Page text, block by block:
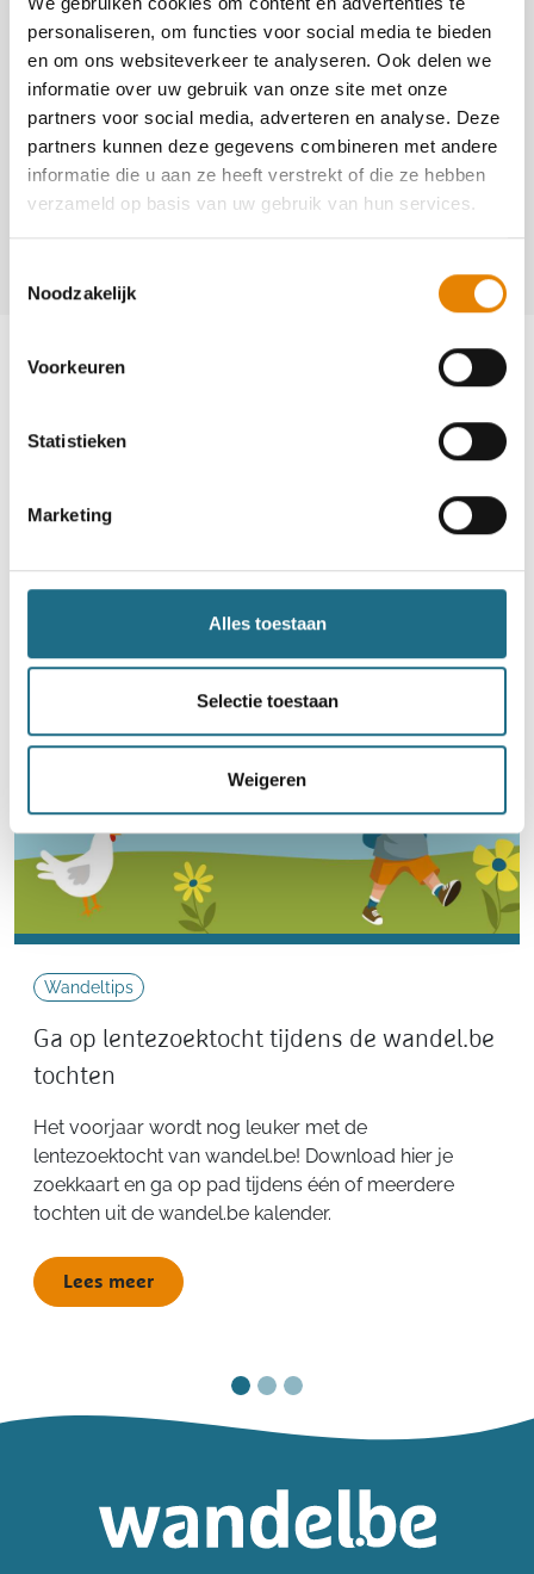
personaliseren, om functies voor social media te bieden
en om ons websiteverkeer te analyseren. Ook delen we
informatie over uw gebruik van onze site met onze
partners voor social media, adverteren en analyse. Deze
partners kunnen deze gegevens combineren met andere
informatie die u aan ze heeft verstrekt of die ze hebben
verzameld op basis van uw gebruik van hun services.
Noodzakelijk
Voorkeuren
Statistieken
Marketing
Alles toestaan
Selectie toestaan
Weigeren
3544
http://www.dewildebrouwers.be
Contact
Wouter Naessens
ballonvaart
Neem deel
Wandeltips
Ga op lentezoektocht tijdens de wandel.be
tochten
Het voorjaar wordt nog leuker met de
lentezoektocht van wandel.be! Download hier je
zoekkaart en ga op pad tijdens één of meerdere
tochten uit de wandel.be kalender.
Lees meer